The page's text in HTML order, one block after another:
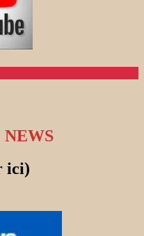
ici)